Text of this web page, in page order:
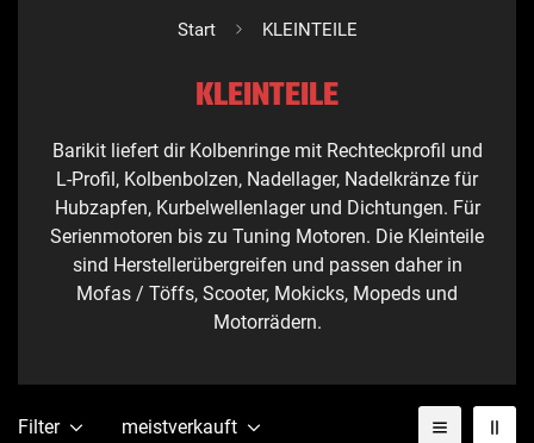
Start KLEINTEILE
KLEINTEILE
Barikit liefert dir Kolbenringe mit Rechteckprofil und
L-Profil, Kolbenbolzen, Nadellager, Nadelkränze für
Hubzapfen, Kurbelwellenlager und Dichtungen. Für
Serienmotoren bis zu Tuning Motoren. Die Kleinteile
sind Herstellerübergreifen und passen daher in
Mofas / Töffs, Scooter, Mokicks, Mopeds und
Motorrädern.
Filter meistverkauft